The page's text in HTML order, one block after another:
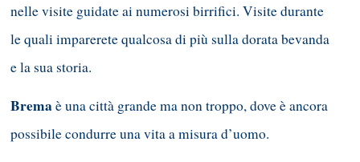
nelle visite guidate ai numerosi birrifici. Visite durante
le quali imparerete qualcosa di più sulla dorata bevanda
e la sua storia.
Bremaè una città grande ma non troppo, dove è ancora
possibile condurre una vita a misura d’uomo.